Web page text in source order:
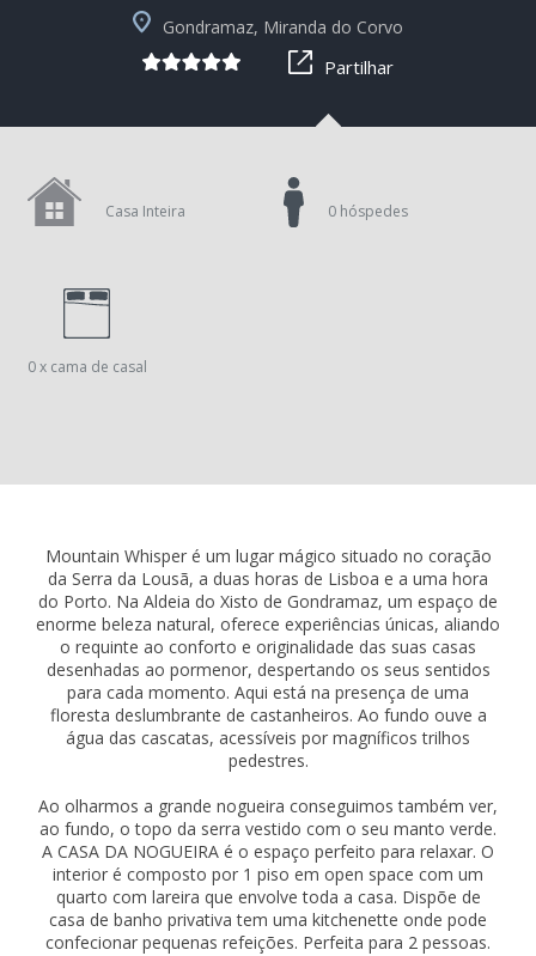
Gondramaz, Miranda do Corvo
Partilhar
Casa Inteira
0 x cama de casal
0 hóspedes
Mountain Whisper é um lugar mágico situado no coração
da Serra da Lousã, a duas horas de Lisboa e a uma hora
do Porto. Na Aldeia do Xisto de Gondramaz, um espaço de
enorme beleza natural, oferece experiências únicas, aliando
o requinte ao conforto e originalidade das suas casas
desenhadas ao pormenor, despertando os seus sentidos
para cada momento. Aqui está na presença de uma
floresta deslumbrante de castanheiros. Ao fundo ouve a
água das cascatas, acessíveis por magníficos trilhos
pedestres.
Ao olharmos a grande nogueira conseguimos também ver,
ao fundo, o topo da serra vestido com o seu manto verde.
A CASA DA NOGUEIRA é o espaço perfeito para relaxar. O
interior é composto por 1 piso em open space com um
quarto com lareira que envolve toda a casa. Dispõe de
casa de banho privativa tem uma kitchenette onde pode
confecionar pequenas refeições. Perfeita para 2 pessoas.